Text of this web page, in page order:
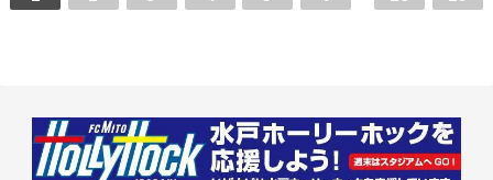
前申し込み：必要・先着順